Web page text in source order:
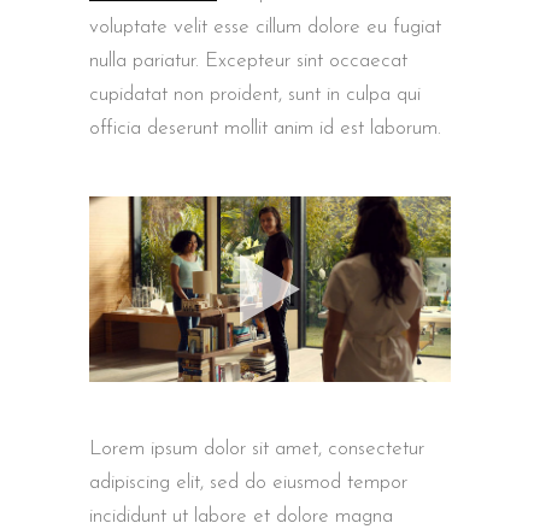
voluptate velit esse cillum dolore eu fugiat
nulla pariatur. Excepteur sint occaecat
cupidatat non proident, sunt in culpa qui
officia deserunt mollit anim id est laborum.
Lorem ipsum dolor sit amet, consectetur
adipiscing elit, sed do eiusmod tempor
incididunt ut labore et dolore magna